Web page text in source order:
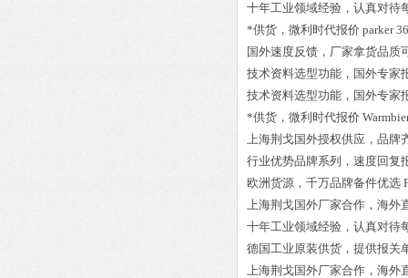
十年工业领域经验，认真对待
*供货，微利时代报价 parker
国外速度反馈，厂家拿货品质
技术资料选型功能，国外专家
技术资料选型功能，国外专家
*供货，微利时代报价
上海荆戈国外授权供应，品牌
行业优势品牌系列，速度回复
欧洲货源，千万品牌备件优选
上海荆戈国外厂家合作，海外
十年工业领域经验，认真对待
德国工业原装供货，提供报关
上海荆戈国外厂家合作，海外